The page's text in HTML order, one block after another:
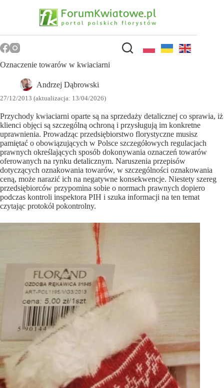
Oznaczenie towarów w kwiaciarni
Andrzej Dąbrowski
27/12/2013 (aktualizacja: 13/04/2026)
Przychody kwiaciarni oparte są na sprzedaży detalicznej co sprawia, iż
klienci objęci są szczególną ochroną i przysługują im konkretne
uprawnienia. Prowadząc przedsiębiorstwo florystyczne musisz
pamiętać o obowiązujących w Polsce szczegółowych regulacjach
prawnych określających sposób dokonywania oznaczeń towarów
oferowanych na rynku detalicznym. Naruszenia przepisów
dotyczących oznakowania towarów, w szczególności oznakowania
ceną, może narazić ich na negatywne konsekwencje. Niestety szereg
przedsiębiorców przypomina sobie o normach prawnych dopiero
podczas kontroli inspektora PIH i szuka informacji na ten temat
czytając protokół pokontrolny.